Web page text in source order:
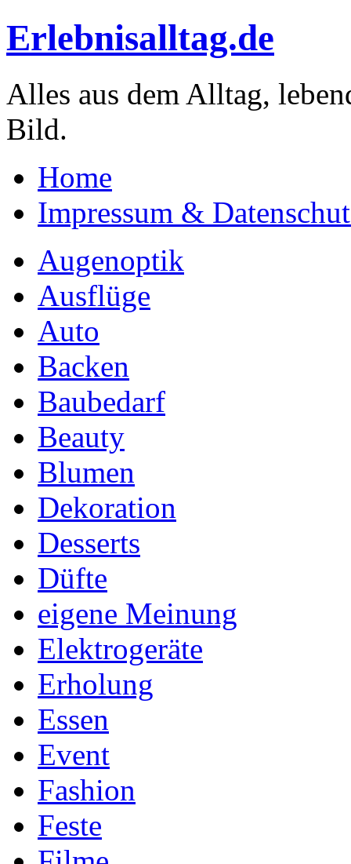
Erlebnisalltag.de
Alles aus dem Alltag,
Bild.
Home
Impressum &
Augenoptik
Ausflüge
Auto
Backen
Baubedarf
Beauty
Blumen
Dekoration
Desserts
Düfte
eigene Meinung
Elektrogeräte
Erholung
Essen
Event
Fashion
Feste